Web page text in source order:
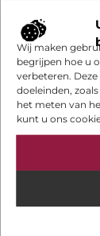
Wij maken
begrijpen hoe u
verbeteren.
doeleinden,
het meten van
kunt u ons
Een
Een super
eikenhout.
stijl. Een
het zo
heel rustig
kunt heel